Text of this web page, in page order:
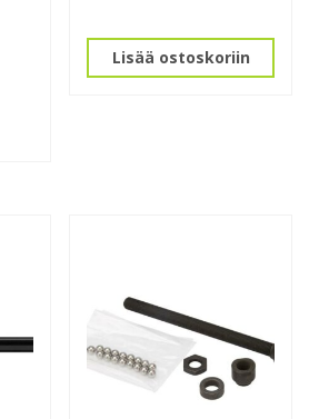
Lisää ostoskoriin